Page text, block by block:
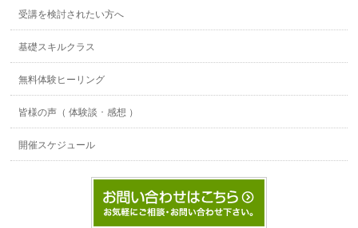
受講を検討されたい方へ
基礎スキルクラス
無料体験ヒーリング
皆様の声（ 体験談 ･ 感想 ）
開催スケジュール